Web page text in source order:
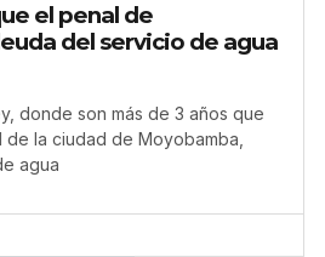
el penal de
del servicio de agua
donde son más de 3 años que
de la ciudad de Moyobamba,
agua